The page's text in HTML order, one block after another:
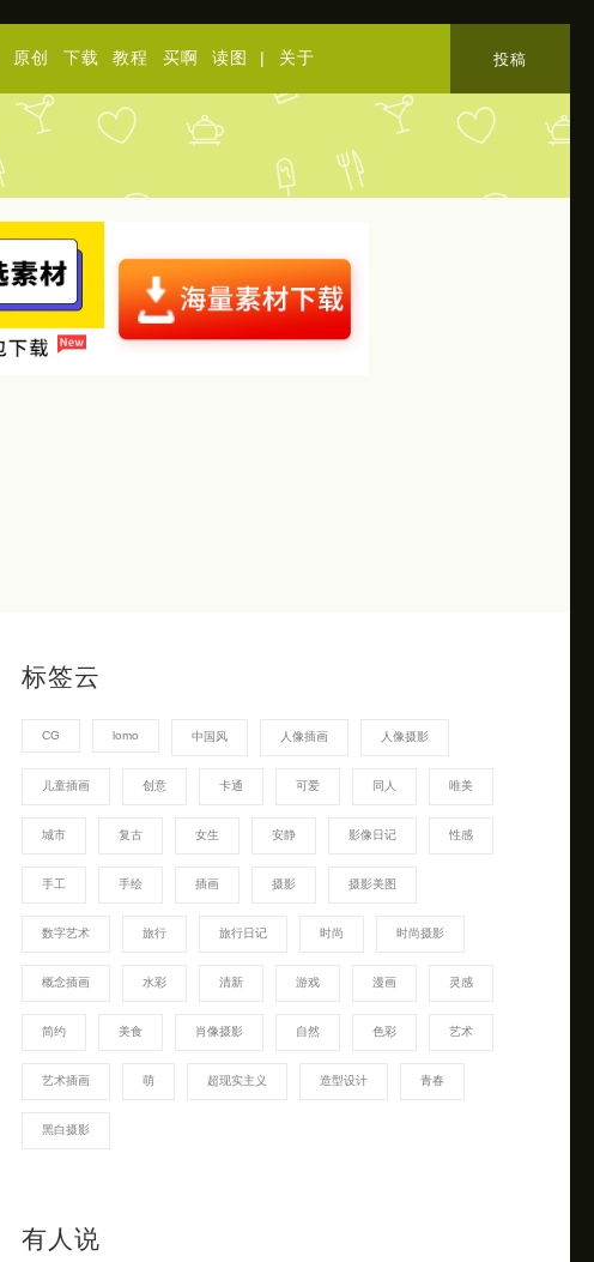
原创 下载 教程 买啊 读图 | 关于 投稿
标签云
CG lomo 中国风 人像插画 人像摄影
儿童插画 创意 卡通 可爱 同人 唯美
城市 复古 女生 安静 影像日记 性感
手工 手绘 插画 摄影 摄影美图
数字艺术 旅行 旅行日记 时尚 时尚摄影
概念插画 水彩 清新 游戏 漫画 灵感
简约 美食 肖像摄影 自然 色彩 艺术
艺术插画 萌 超现实主义 造型设计 青春
黑白摄影
有人说